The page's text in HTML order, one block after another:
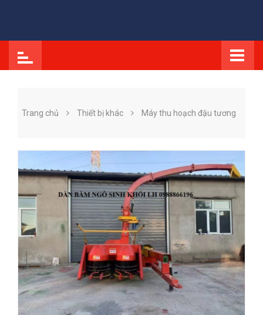
Trang chủ Thiết bị khác Máy thu hoạch đậu tương